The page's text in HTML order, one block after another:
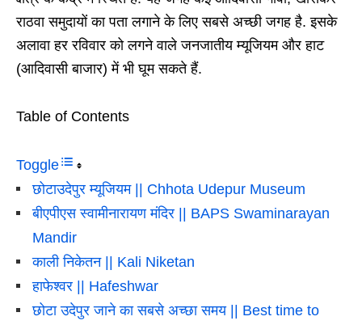
राठवा समुदायों का पता लगाने के लिए सबसे अच्छी जगह है. इसके
अलावा हर रविवार को लगने वाले जनजातीय म्यूजियम और हाट
(आदिवासी बाजार) में भी घूम सकते हैं.
Table of Contents
Toggle
छोटाउदेपुर म्यूजियम || Chhota Udepur Museum
बीएपीएस स्वामीनारायण मंदिर || BAPS Swaminarayan
Mandir
काली निकेतन || Kali Niketan
हाफेश्वर || Hafeshwar
छोटा उदेपुर जाने का सबसे अच्छा समय || Best time to